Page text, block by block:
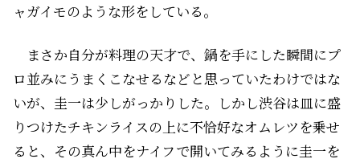
ャガイモのような形をしている。
まさか自分が料理の天才で、鍋を手にした瞬間にプ
ロ並みにうまくこなせるなどと思っていたわけではな
いが、圭一は少しがっかりした。しかし渋谷は皿に盛
りつけたチキンライスの上に不恰好なオムレツを乗せ
ると、その真ん中をナイフで開いてみるように圭一を